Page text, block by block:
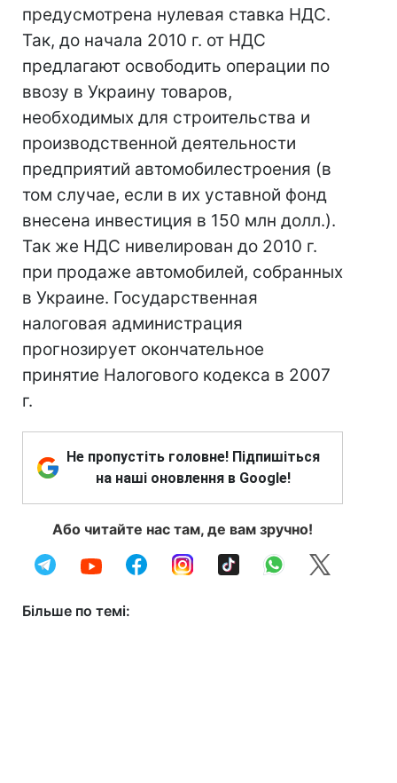
предусмотрена нулевая ставка НДС.
Так, до начала 2010 г. от НДС
предлагают освободить операции по
ввозу в Украину товаров,
необходимых для строительства и
производственной деятельности
предприятий автомобилестроения (в
том случае, если в их уставной фонд
внесена инвестиция в 150 млн долл.).
Так же НДС нивелирован до 2010 г.
при продаже автомобилей, собранных
в Украине. Государственная
налоговая администрация
прогнозирует окончательное
принятие Налогового кодекса в 2007
г.
Не пропустіть головне! Підпишіться
на наші оновлення в Google!
Або читайте нас там, де вам зручно!
Більше по темі: